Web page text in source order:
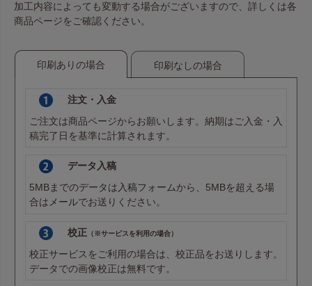
加工内容によっても変動する場合がございますので、詳しくは各
商品ページをご確認ください。
印刷ありの場合 印刷なしの場合
注文・入金
ご注文は商品ページからお願いします。納期はご入金・入
稿完了日を基準に計算されます。
データ入稿
5MBまでのデータは入稿フォームから、5MBを超える場
合はメールでお送りください。
校正 （※サービスを利用の場合）
校正サービスをご利用の場合は、校正品をお送りします。
データでの画像校正は無料です。